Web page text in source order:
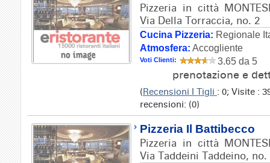
Pizzeria in città
Via Della Torraccia, no. 2
Cucina Pizzeria: Regionale
Atmosfera: Accogliente
Voti Clienti: 3.65 da 5
prenotazione e
(Recensioni I Tigli : 0; Visite :
recensioni: (0)
Pizzeria Il Battibecco
Pizzeria in città
Via Taddeini Taddeino, no.